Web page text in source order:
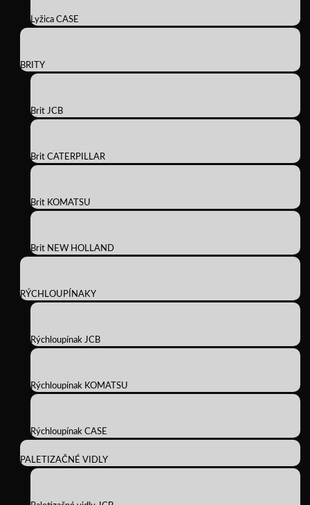
Lyžica CASE
BRITY
Brit JCB
Brit CATERPILLAR
Brit KOMATSU
Brit NEW HOLLAND
RÝCHLOUPÍNAKY
Rýchloupínak JCB
Rýchloupínak KOMATSU
Rýchloupínak CASE
PALETIZAČNÉ VIDLY